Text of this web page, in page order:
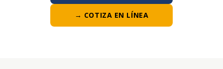
→ COTIZA EN LÍNEA